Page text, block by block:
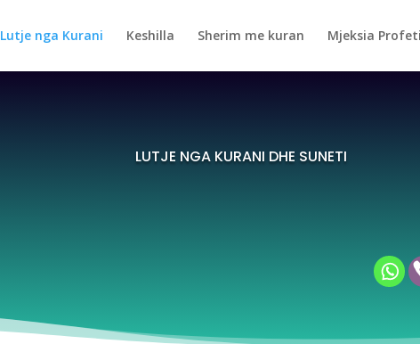
Lutje nga Kurani Keshilla Sherim me kuran Mjeksia
LUTJE NGA KURANI DHE SUNETI